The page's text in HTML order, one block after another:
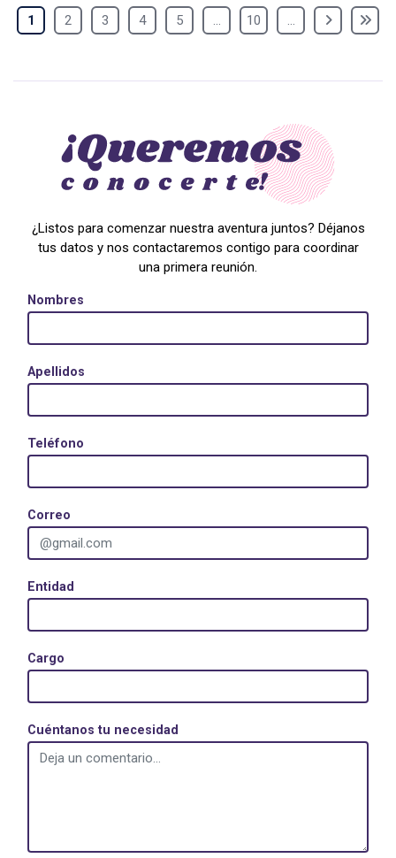
1 2 3 4 5 ... 10 ...
¿Listos para comenzar nuestra aventura juntos? Déjanos
tus datos y nos contactaremos contigo para coordinar
una primera reunión.
Nombres
Apellidos
Teléfono
Correo
Entidad
Cargo
Cuéntanos tu necesidad